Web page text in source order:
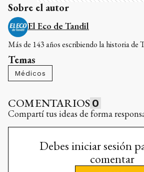
Sobre el autor
El Eco de Tandil
Más de 143 años escribiendo la historia de
Temas
Médicos
COMENTARIOS 0
Compartí tus ideas de forma
Debes iniciar sesión
comentar